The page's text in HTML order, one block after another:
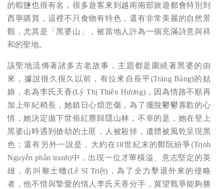
的蝦鹽也很有名，很多遊客來到越南南部旅遊都會特別到
西寧購買，這裡不只食物有特色，還有非常美麗的自然景
觀，尤其是「黑婆山」，被當地人許為一個充滿詩意與祥
和的聖地。
該聖地流傳著諸多古老故事，主題都是圍繞著黑婆的由
來，據說很久很久以前，有位來自長平(Trảng Bàng)的姑
娘，名為李氏天香(Lý Thị Thiên Hương) ，因為情路不順再
加上年紀稍長，她鎮日心煩悲傷，為了擺脫鬱鬱寡歡的心
情，她決定拋下世俗紅塵歸隱山林，不幸的是，她在登上
黑婆山時遇到搶劫的土匪，人被殺掉，遺體被風乾呈現黑
色；還有另外一說是，大約在18世紀末的鄭阮紛爭(Trịnh
Nguyễn phân tranh)中，出現一位才華橫溢、意志堅定的英
雄，名叫黎士轍(Lê Sĩ Triệt) ，為了全力擊退外來的侵略
者，他不惜與摯愛的情人李氏天香分手，冀望戰爭能夠勝